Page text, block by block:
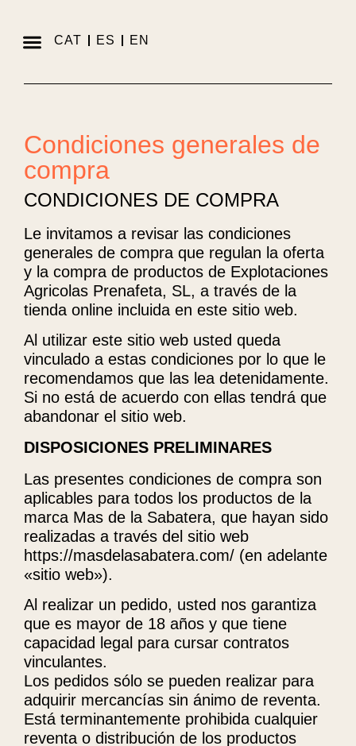
CAT ES EN
Condiciones generales de
compra
CONDICIONES DE COMPRA
Le invitamos a revisar las condiciones
generales de compra que regulan la oferta
y la compra de productos de Explotaciones
Agricolas Prenafeta, SL, a través de la
tienda online incluida en este sitio web.
Al utilizar este sitio web usted queda
vinculado a estas condiciones por lo que le
recomendamos que las lea detenidamente.
Si no está de acuerdo con ellas tendrá que
abandonar el sitio web.
DISPOSICIONES PRELIMINARES
Las presentes condiciones de compra son
aplicables para todos los productos de la
marca Mas de la Sabatera, que hayan sido
realizadas a través del sitio web
https://masdelasabatera.com/ (en adelante
«sitio web»).
Al realizar un pedido, usted nos garantiza
que es mayor de 18 años y que tiene
capacidad legal para cursar contratos
vinculantes.
Los pedidos sólo se pueden realizar para
adquirir mercancías sin ánimo de reventa.
Está terminantemente prohibida cualquier
reventa o distribución de los productos